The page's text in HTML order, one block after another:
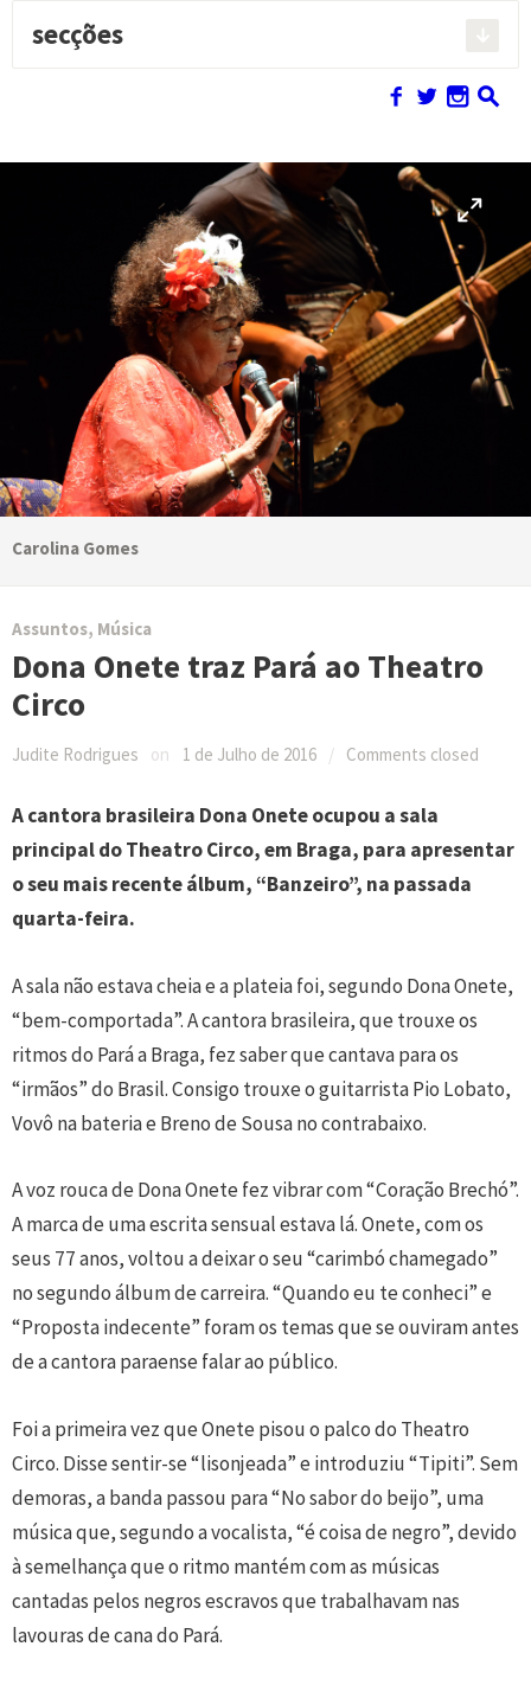
secções
f w n s
Carolina Gomes
O
Assuntos, Música
Dona Onete traz Pará ao Theatro
Circo
Judite Rodrigues on 1 de Julho de 2016 / Comments closed
A cantora brasileira Dona Onete ocupou a sala
principal do Theatro Circo, em Braga, para apresentar
o seu mais recente álbum, “Banzeiro”, na passada
quarta-feira.
A sala não estava cheia e a plateia foi, segundo Dona Onete,
“bem-comportada”. A cantora brasileira, que trouxe os
ritmos do Pará a Braga, fez saber que cantava para os
“irmãos” do Brasil. Consigo trouxe o guitarrista Pio Lobato,
Vovô na bateria e Breno de Sousa no contrabaixo.
A voz rouca de Dona Onete fez vibrar com “Coração Brechó”.
A marca de uma escrita sensual estava lá. Onete, com os
seus 77 anos, voltou a deixar o seu “carimbó chamegado”
no segundo álbum de carreira. “Quando eu te conheci” e
“Proposta indecente” foram os temas que se ouviram antes
de a cantora paraense falar ao público.
Foi a primeira vez que Onete pisou o palco do Theatro
Circo. Disse sentir-se “lisonjeada” e introduziu “Tipiti”. Sem
demoras, a banda passou para “No sabor do beijo”, uma
música que, segundo a vocalista, “é coisa de negro”, devido
à semelhança que o ritmo mantém com as músicas
cantadas pelos negros escravos que trabalhavam nas
lavouras de cana do Pará.